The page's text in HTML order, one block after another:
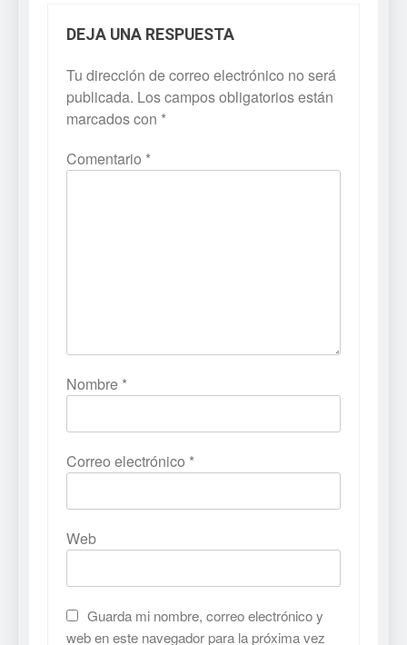
DEJA UNA RESPUESTA
Tu dirección de correo electrónico no será
publicada. Los campos obligatorios están
marcados con *
Comentario *
Nombre *
Correo electrónico *
Web
Guarda mi nombre, correo electrónico y
web en este navegador para la próxima vez